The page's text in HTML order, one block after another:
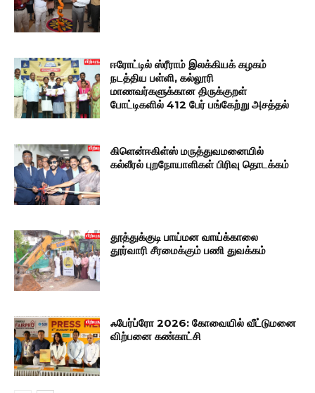
ஈரோட்டில் ஸ்ரீராம் இலக்கியக் கழகம்
நடத்திய பள்ளி, கல்லூரி
மாணவர்களுக்கான திருக்குறள்
போட்டிகளில் 412 பேர் பங்கேற்று அசத்தல்
கிளென்ஈகிள்ஸ் மருத்துவமனையில்
கல்லீரல் புறநோயாளிகள் பிரிவு தொடக்கம்
தூத்துக்குடி பாய்மன வாய்க்காலை
தூர்வாரி சீரமைக்கும் பணி துவக்கம்
ஃபேர்ப்ரோ 2026: கோவையில் வீட்டுமனை
விற்பனை கண்காட்சி